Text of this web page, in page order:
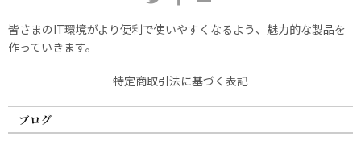
皆さまのIT環境がより便利で使いやすくなるよう、魅力的な製品を
作っていきます。
特定商取引法に基づく表記
ブログ